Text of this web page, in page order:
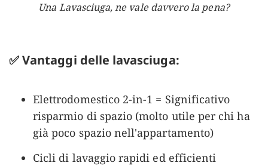
Una Lavasciuga, ne vale davvero la pena?
✅ Vantaggi delle lavasciuga:
Elettrodomestico 2-in-1 = Significativo
risparmio di spazio (molto utile per chi ha
già poco spazio nell'appartamento)
Cicli di lavaggio rapidi ed efficienti